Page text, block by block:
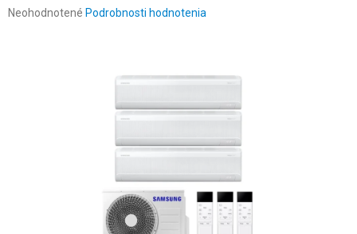
Priemerné
Neohodnotené Podrobnosti hodnotenia